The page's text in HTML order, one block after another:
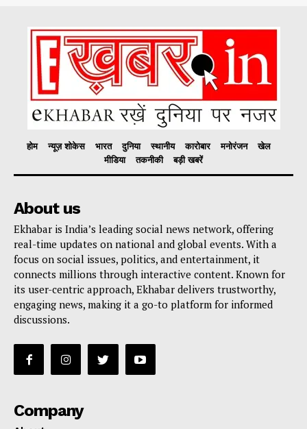
होम न्यूज़ शोकेस भारत दुनिया स्थानीय कारोबार मनोरंजन
खेल
मीडिया
तकनीकी बड़ी खबरें
About us
Ekhabar is India’s leading social news network, offering
real-time updates on national and global events. With a
focus on social issues, politics, and entertainment, it
connects millions through interactive content. Known for
its user-centric approach, Ekhabar delivers trustworthy,
engaging news, making it a go-to platform for informed
discussions.
Company